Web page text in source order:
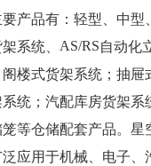
产品有：轻型、中型
系统、 AS/RS自动化
楼式货架系统；抽屉
统；汽配库房货架系
等仓储配套产品。星
应用于机械、电子、